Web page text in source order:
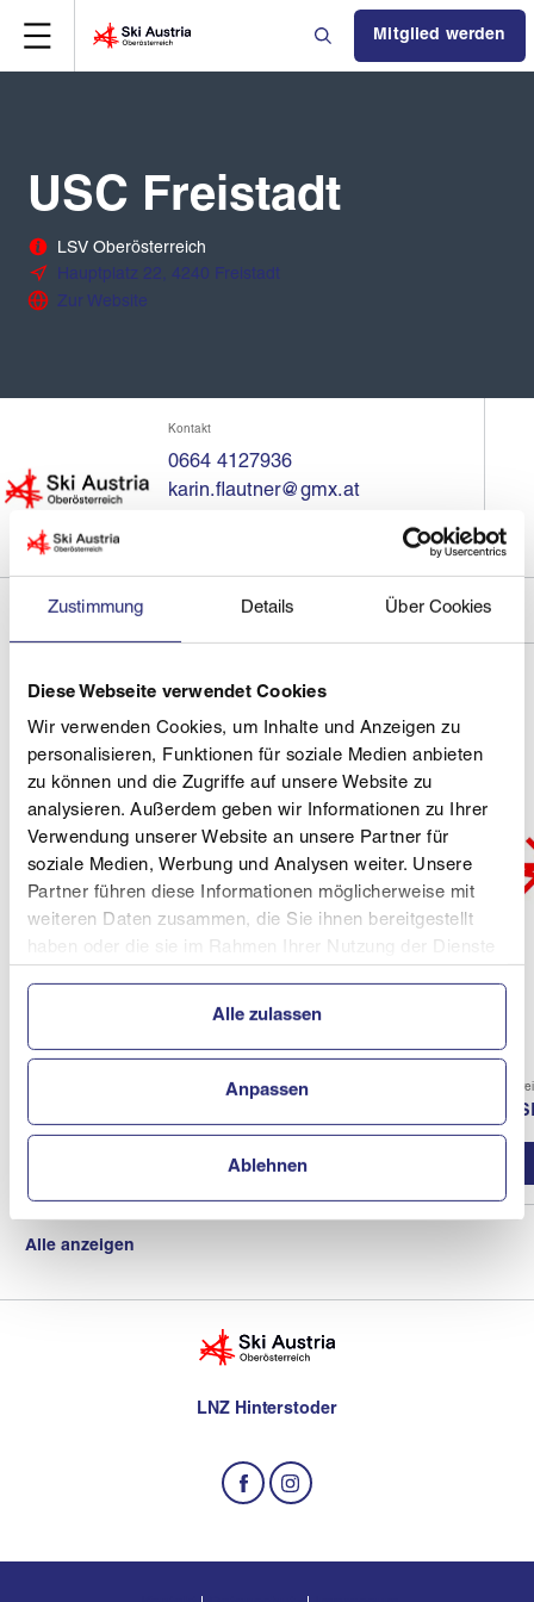
Zustimmung Details Über Cookies
Diese Webseite verwendet Cookies
Wir verwenden Cookies, um Inhalte und Anzeigen zu
personalisieren, Funktionen für soziale Medien anbieten
zu können und die Zugriffe auf unsere Website zu
analysieren. Außerdem geben wir Informationen zu Ihrer
Verwendung unserer Website an unsere Partner für
soziale Medien, Werbung und Analysen weiter. Unsere
Partner führen diese Informationen möglicherweise mit
weiteren Daten zusammen, die Sie ihnen bereitgestellt
Alle zulassen
Anpassen
Ablehnen
Mitglied werden
USC Freistadt
LSV Oberösterreich
Hauptplatz 22, 4240 Freistadt
Zur Website
Kontakt
0664 4127936
karin.flautner@gmx.at
Alle anzeigen
LNZ Hinterstoder